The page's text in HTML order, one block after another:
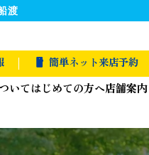
渡
簡単ネット来店予約
いてはじめての方へ店舗案内